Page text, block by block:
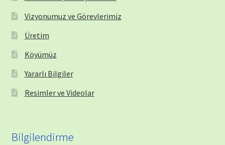
Vizyonumuz ve Görevlerimiz
Üretim
Köyümüz
Yararlı Bilgiler
Resimler ve Videolar
Bilgilendirme